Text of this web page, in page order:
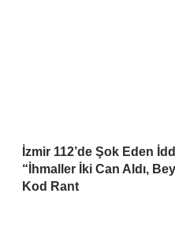
İzmir 112’de Şok Eden
“İhmaller İki Can Aldı,
Kod Rant